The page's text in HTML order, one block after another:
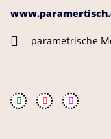
parametrische